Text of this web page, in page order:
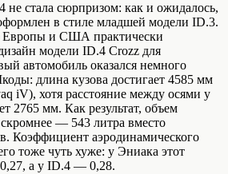
не стала сюрпризом: как и ожидалось,
в стиле младшей модели ID.3.
Европы и США практически
модели ID.4 Crozz для
автомобиль оказался немного
длина кузова достигает 4585 мм
iV), хотя расстояние между осями у
2765 мм. Как результат, объем
— 543 литра вместо
Коэффициент аэродинамического
тоже чуть хуже: у Эниака этот
0,27, а у ID.4 — 0,28.